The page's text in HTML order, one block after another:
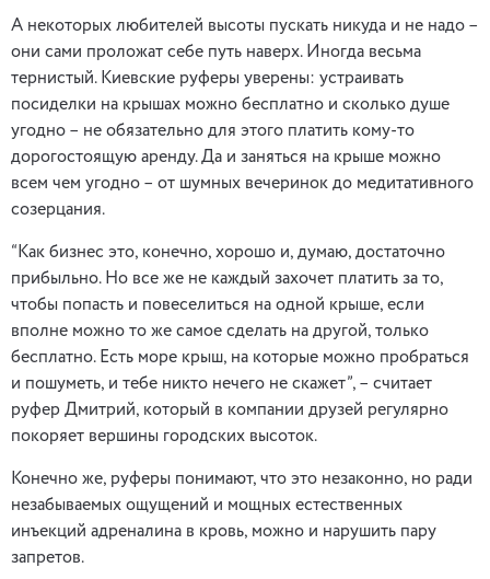
А некоторых любителей высоты пускать никуда и не надо –
они сами проложат себе путь наверх. Иногда весьма
тернистый. Киевские руферы уверены: устраивать
посиделки на крышах можно бесплатно и сколько душе
угодно – не обязательно для этого платить кому-то
дорогостоящую аренду. Да и заняться на крыше можно
всем чем угодно – от шумных вечеринок до медитативного
созерцания.
“Как бизнес это, конечно, хорошо и, думаю, достаточно
прибыльно. Но все же не каждый захочет платить за то,
чтобы попасть и повеселиться на одной крыше, если
вполне можно то же самое сделать на другой, только
бесплатно. Есть море крыш, на которые можно пробраться
и пошуметь, и тебе никто нечего не скажет”, – считает
руфер Дмитрий, который в компании друзей регулярно
покоряет вершины городских высоток.
Конечно же, руферы понимают, что это незаконно, но ради
незабываемых ощущений и мощных естественных
инъекций адреналина в кровь, можно и нарушить пару
запретов.